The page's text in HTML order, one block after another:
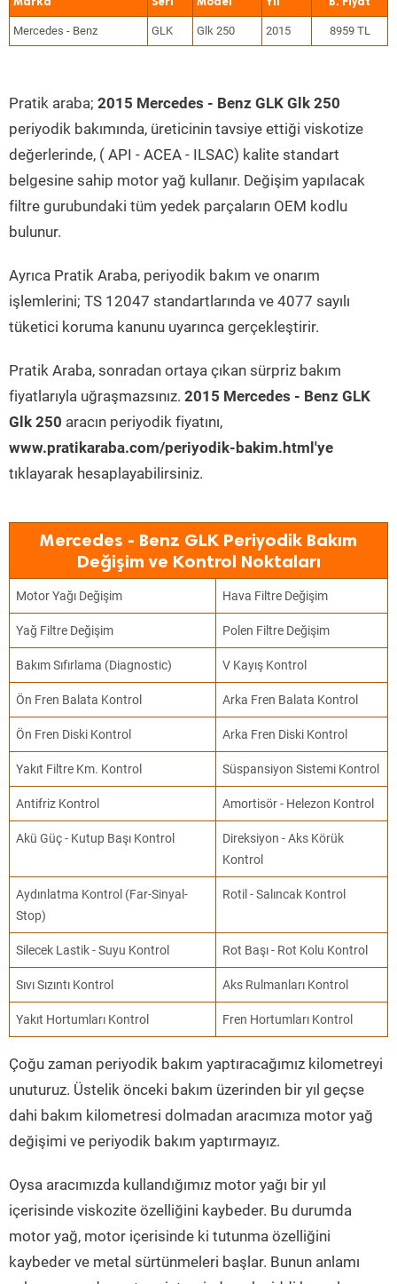
Mercedes - Benz GLK Glk 250 2015 8959 TL
Pratik araba; 2015 Mercedes - Benz GLK Glk 250
periyodik bakımında, üreticinin tavsiye ettiği viskotize
değerlerinde, ( API - ACEA - ILSAC) kalite standart
belgesine sahip motor yağ kullanır. Değişim yapılacak
filtre gurubundaki tüm yedek parçaların OEM kodlu
bulunur.
Ayrıca Pratik Araba, periyodik bakım ve onarım
işlemlerini; TS 12047 standartlarında ve 4077 sayılı
tüketici koruma kanunu uyarınca gerçekleştirir.
Pratik Araba, sonradan ortaya çıkan sürpriz bakım
fiyatlarıyla uğraşmazsınız. 2015 Mercedes - Benz GLK
Glk 250 aracın periyodik fiyatını,
www.pratikaraba.com/periyodik-bakim.html'ye
tıklayarak hesaplayabilirsiniz.
Mercedes - Benz GLK Periyodik Bakım
Değişim ve Kontrol Noktaları
Motor Yağı Değişim Hava Filtre Değişim
Yağ Filtre Değişim Polen Filtre Değişim
Bakım Sıfırlama (Diagnostic) V Kayış Kontrol
Ön Fren Balata Kontrol Arka Fren Balata Kontrol
Ön Fren Diski Kontrol Arka Fren Diski Kontrol
Yakıt Filtre Km. Kontrol Süspansiyon Sistemi Kontrol
Antifriz Kontrol Amortisör - Helezon Kontrol
Akü Güç - Kutup Başı Kontrol
Direksiyon - Aks Körük
Kontrol
Aydınlatma Kontrol (Far-Sinyal-
Stop)
Rotil - Salıncak Kontrol
Silecek Lastik - Suyu Kontrol Rot Başı - Rot Kolu Kontrol
Sıvı Sızıntı Kontrol Aks Rulmanları Kontrol
Yakıt Hortumları Kontrol Fren Hortumları Kontrol
Çoğu zaman periyodik bakım yaptıracağımız kilometreyi
unuturuz. Üstelik önceki bakım üzerinden bir yıl geçse
dahi bakım kilometresi dolmadan aracımıza motor yağ
değişimi ve periyodik bakım yaptırmayız.
Oysa aracımızda kullandığımız motor yağı bir yıl
içerisinde viskozite özelliğini kaybeder. Bu durumda
motor yağ, motor içerisinde ki tutunma özelliğini
kaybeder ve metal sürtünmeleri başlar. Bunun anlamı